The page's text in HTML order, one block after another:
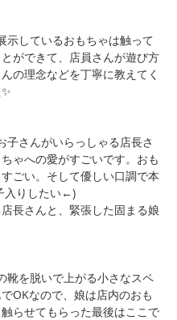
示しているおもちゃは触って
ができて、店員さんが遊び方
の理念などを丁寧に教えてく
子さんがいらっしゃる店長さ
ゃへの愛がすごいです。おも
ごい。そして優しい口調で本
入りしたい←)
長さんと、緊張した固まる娘
靴を脱いで上がる小さなスペ
OKなので、娘は店内のおも
らせてもらった最後はここで